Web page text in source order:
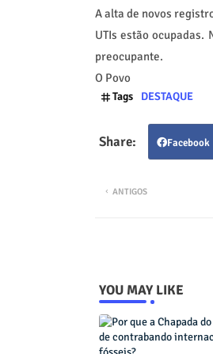
A alta de novos
UTIs estão
preocupante.
O Povo
Tags DESTAQUE
Facebook
ANTIGOS
YOU MAY LIKE